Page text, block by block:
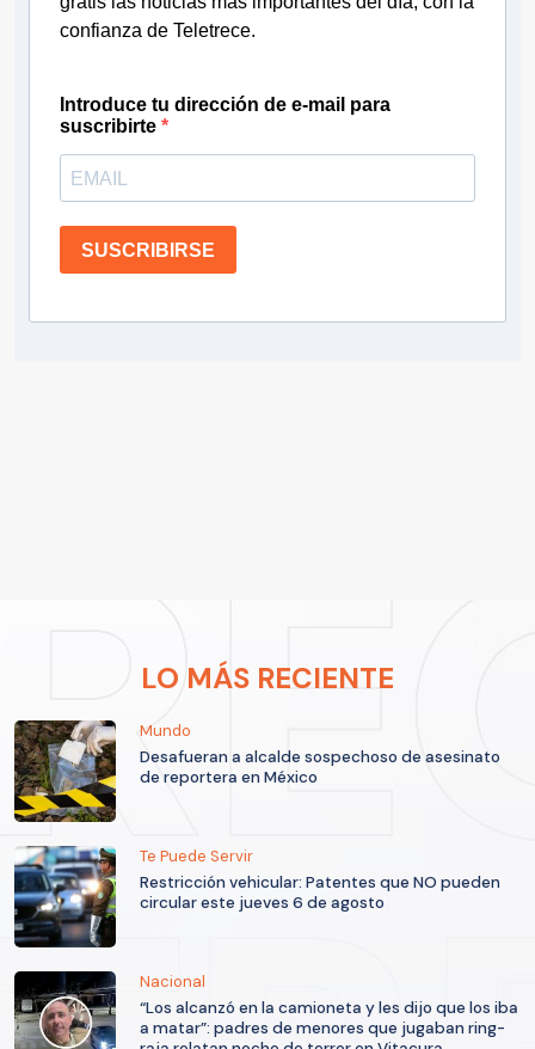
confianza de Teletrece.
Introduce tu dirección de e-mail para
suscribirte
SUSCRIBIRSE
LO MÁS RECIENTE
Mundo
Desafueran a alcalde sospechoso de asesinato
de reportera en México
Te Puede Servir
Restricción vehicular: Patentes que NO pueden
circular este jueves 6 de agosto
Nacional
“Los alcanzó en la camioneta y les dijo que los iba
a matar”: padres de menores que jugaban ring-